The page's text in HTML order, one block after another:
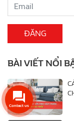
BÀI VIẾT NỔI
Contact us